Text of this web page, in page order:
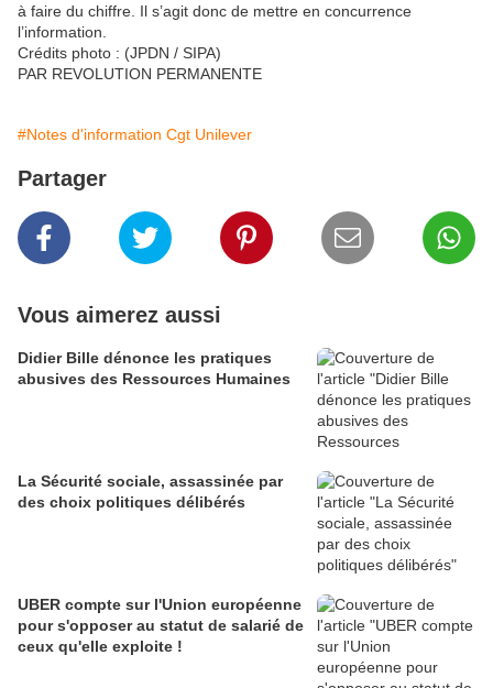
à faire du chiffre. Il s’agit donc de mettre en concurrence
l’information.
Crédits photo : (JPDN / SIPA)
PAR REVOLUTION PERMANENTE
#Notes d'information Cgt Unilever
Partager
Vous aimerez aussi
Didier Bille dénonce les pratiques
abusives des Ressources Humaines
La Sécurité sociale, assassinée par
des choix politiques délibérés
UBER compte sur l'Union européenne
pour s'opposer au statut de salarié de
ceux qu'elle exploite !